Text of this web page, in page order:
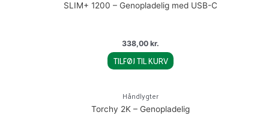
SLIM+ 1200 – Genopladelig med USB-C
338,00 kr.
TILFØJ TIL KURV
Håndlygter
Torchy 2K – Genopladelig